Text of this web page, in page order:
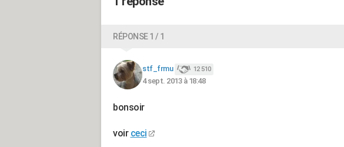
RÉPONSE 1 / 1
stf_frmu 12 510
4 sept. 2013 à 18:48
bonsoir
voir ceci